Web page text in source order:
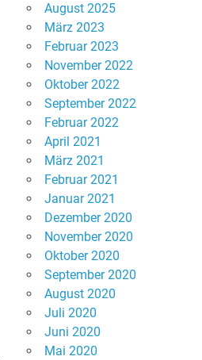
August 2025
März 2023
Februar 2023
November 2022
Oktober 2022
September 2022
Februar 2022
April 2021
März 2021
Februar 2021
Januar 2021
Dezember 2020
November 2020
Oktober 2020
September 2020
August 2020
Juli 2020
Juni 2020
Mai 2020